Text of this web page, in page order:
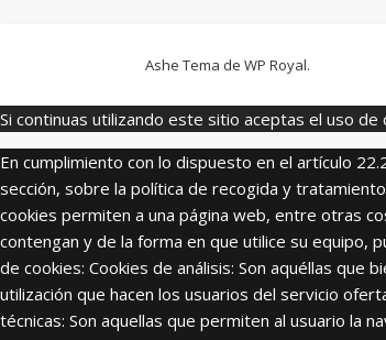
Ashe Tema de WP Royal.
Si continuas utilizando este sitio aceptas el uso de
En cumplimiento con lo dispuesto en el artículo
sección, sobre la política de recogida y
cookies permiten a una página web, entre otras
contengan y de la forma en que utilice su equipo,
de cookies: Cookies de análisis: Son aquéllas
utilización que hacen los usuarios del servicio
técnicas: Son aquellas que permiten al usuario la